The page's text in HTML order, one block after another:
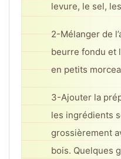
levure, le sel,
2-Mélanger de
beurre fondu et
en petits
3-Ajouter la
les ingrédients
grossièrement
bois. Quelques